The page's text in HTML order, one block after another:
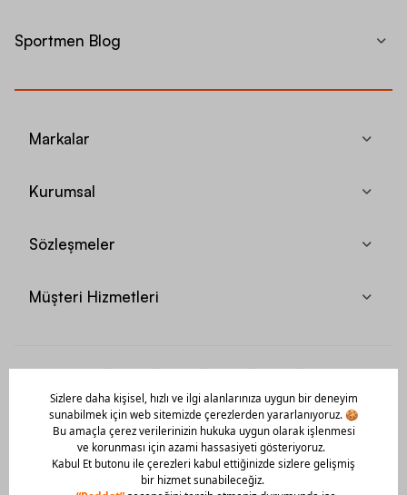
Sportmen Blog
Markalar
Kurumsal
Sözleşmeler
Müşteri Hizmetleri
Mobil Uygulamamızı Hemen İndir!